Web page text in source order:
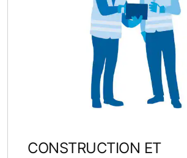
CONSTRUCTION ET